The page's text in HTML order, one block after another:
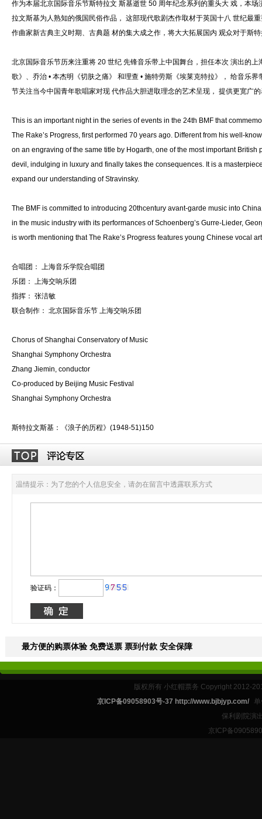
作为本届北京国际音乐节斯特拉文 斯基逝世 50 周年纪念系列的重头大 戏，本
拉文斯基为人熟知的俄国民俗作品， 这部现代歌剧杰作取材于英国十八 世纪最
作曲家新古典主义时期、古典题 材的集大成之作，将大大拓展国内 观众对于斯
北京国际音乐节历来注重将 20 世纪 先锋音乐带上中国舞台，担任本次 演出的
歌》、乔治 • 本杰明《切肤之痛》 和理查 • 施特劳斯《埃莱克特拉》， 给音乐
节关注当今中国青年歌唱家对现 代作品大胆进取理念的艺术呈现， 提供更宽广
This is an important night in the series of events in the 24th BMF that
The Rake’s Progress, first performed 70 years ago. Different from his well-
on an engraving of the same title by Hogarth, one of the most important
devil, indulging in luxury and finally takes the consequences. It is a
expand our understanding of Stravinsky.
The BMF is committed to introducing 20thcentury avant-garde music into
in the music industry with its performances of Schoenberg’s Gurre-Lieder,
is worth mentioning that The Rake’s Progress features young Chinese vocal
合唱团： 上海音乐学院合唱团
乐团： 上海交响乐团
指挥： 张洁敏
联合制作： 北京国际音乐节 上海交响乐团
Chorus of Shanghai Conservatory of Music
Shanghai Symphony Orchestra
Zhang Jiemin, conductor
Co-produced by Beijing Music Festival
Shanghai Symphony Orchestra
斯特拉文斯基：《浪子的历程》(1948-51)150
温情提示：为了您的个人信息安全，请勿在留言中透露联系方式
验证码：
最方便的购票体验 免费送票 票到付款 安全保障
版权所有 小红帽票务 Copyright 2012-
京ICP备09058903号-37 http://www.bjbjyp.com/
保利剧院演
京ICP备